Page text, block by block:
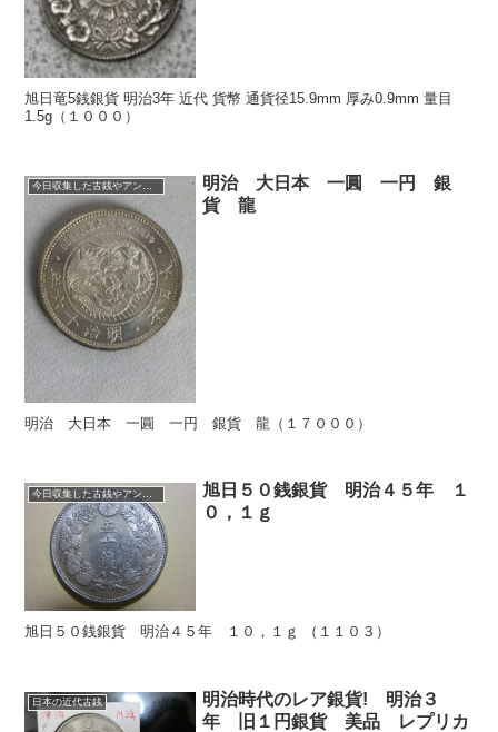
旭日竜5銭銀貨 明治3年 近代 貨幣 通貨径15.9mm 厚み0.9mm 量目
1.5g（１０００）
今日収集した古銭やアンティークコイン
明治 大日本 一圓 一円 銀
貨 龍
明治 大日本 一圓 一円 銀貨 龍（１７０００）
今日収集した古銭やアンティークコイン
旭日５０銭銀貨 明治４５年 １
０，１ｇ
旭日５０銭銀貨 明治４５年 １０，１ｇ （１１０３）
日本の近代古銭
明治時代のレア銀貨! 明治３
年 旧１円銀貨 美品 レプリカ